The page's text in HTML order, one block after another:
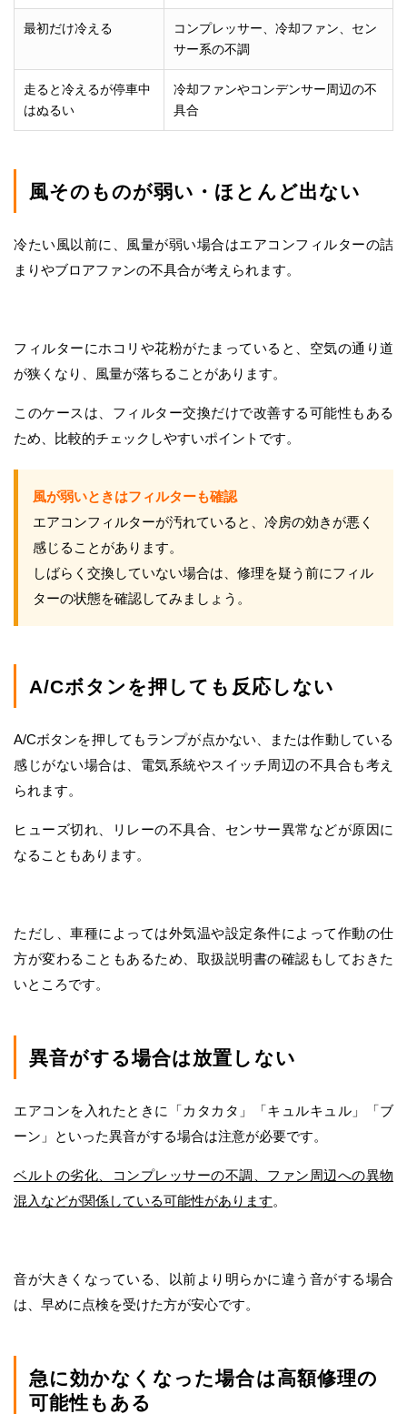
最初だけ冷える
コンプレッサー、冷却ファン、セン
サー系の不調
走ると冷えるが停車中
はぬるい
冷却ファンやコンデンサー周辺の不
具合
風そのものが弱い・ほとんど出ない
冷たい風以前に、風量が弱い場合はエアコンフィルターの詰
まりやブロアファンの不具合が考えられます。
フィルターにホコリや花粉がたまっていると、空気の通り道
が狭くなり、風量が落ちることがあります。
このケースは、フィルター交換だけで改善する可能性もある
ため、比較的チェックしやすいポイントです。
風が弱いときはフィルターも確認
エアコンフィルターが汚れていると、冷房の効きが悪く
感じることがあります。
しばらく交換していない場合は、修理を疑う前にフィル
ターの状態を確認してみましょう。
A/Cボタンを押しても反応しない
A/Cボタンを押してもランプが点かない、または作動している
感じがない場合は、電気系統やスイッチ周辺の不具合も考え
られます。
ヒューズ切れ、リレーの不具合、センサー異常などが原因に
なることもあります。
ただし、車種によっては外気温や設定条件によって作動の仕
方が変わることもあるため、取扱説明書の確認もしておきた
いところです。
異音がする場合は放置しない
エアコンを入れたときに「カタカタ」「キュルキュル」「ブ
ーン」といった異音がする場合は注意が必要です。
ベルトの劣化、コンプレッサーの不調、ファン周辺への異物
混入などが関係している可能性があります。
音が大きくなっている、以前より明らかに違う音がする場合
は、早めに点検を受けた方が安心です。
急に効かなくなった場合は高額修理の
可能性もある